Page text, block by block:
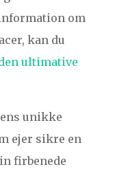
om
kan du
ultimative
unikke
ejer sikre en
firbenede